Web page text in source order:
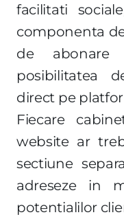
facilitati
componenta
de abonare
posibilitatea
direct pe
Fiecare
website ar
sectiune
adreseze in
potentialilor